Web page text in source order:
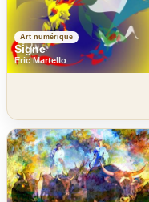
Art numérique
Signe
Eric Martello